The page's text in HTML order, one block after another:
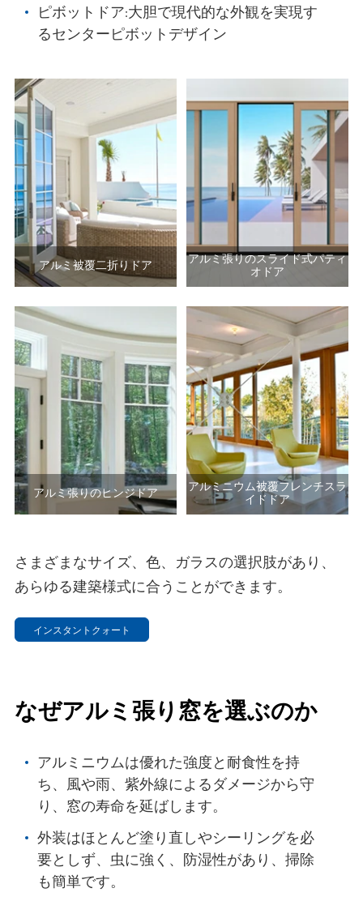
ピボットドア:大胆で現代的な外観を実現す
るセンターピボットデザイン
アルミ被覆二折りドア アルミ張りのスライド式パティ
オドア
アルミ張りのヒンジドア アルミニウム被覆フレンチスラ
イドドア
さまざまなサイズ、色、ガラスの選択肢があり、
あらゆる建築様式に合うことができます。
インスタントクォート
なぜアルミ張り窓を選ぶのか
アルミニウムは優れた強度と耐食性を持
ち、風や雨、紫外線によるダメージから守
り、窓の寿命を延ばします。
外装はほとんど塗り直しやシーリングを必
要としず、虫に強く、防湿性があり、掃除
も簡単です。